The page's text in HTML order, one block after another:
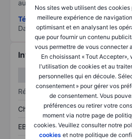
Nos sites web utilisent des
meilleure expérience de
optimisant et en analysant les
que pour fournir un contenu
vous permettre de vous connecter
En choisissant « Tout Accepter»,
l'utilisation de cookies et au
personnelles qui en découle.
consentement » pour gérer vos
de consentement. Vous
préférences ou retirer votre
moment via notre page de
cookies. Veuillez consulter notre
cookies et notre politique de
au risque le plus élevé).
Télécharger la méthodologie
Data provided by
/
Informations financières
Résultats
Chiffre d’affaires
EBITDA